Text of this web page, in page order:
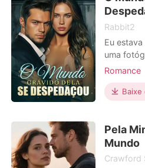
Rabbit2
Eu
uma
futuro,
o vi,
mulher, e
mundo se
torrente
amplific
Romance
Baixe
Pela
Mundo
Crawford